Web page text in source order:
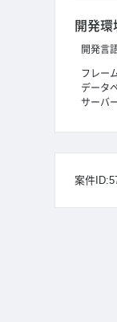
開発環
開発言
フレー
データ
サーバ
案件